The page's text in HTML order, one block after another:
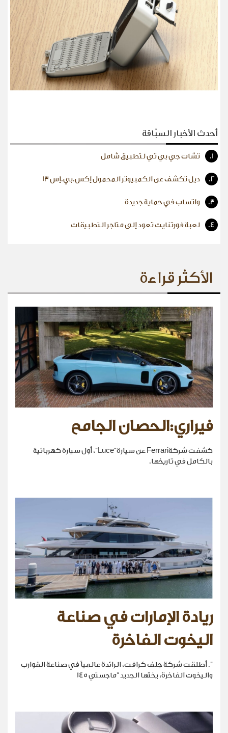
أحدث الأخبار السبّاقة
1. تشات جي بي تي لتطبيق شامل
2. ديل تكشف عن الكمبيوتر المحمول إكس.بي.إس 13
3. واتساب في حماية جديدة
4. لعبة فورتنايت تعود إلى متاجر التطبيقات
الأكثر قراءة
فيراري:الحصان الجامح
كشفت شركةFerrari عن سيارة“Luce”، أول سيارة كهربائية
بالكامل في تاريخها.
ريادة الإمارات في صناعة
اليخوت الفاخرة
". أطلقت شركة جلف كرافت، الرائدة عالمياً في صناعة القوارب
واليخوت الفاخرة، يختها الجديد "ماجستي 145